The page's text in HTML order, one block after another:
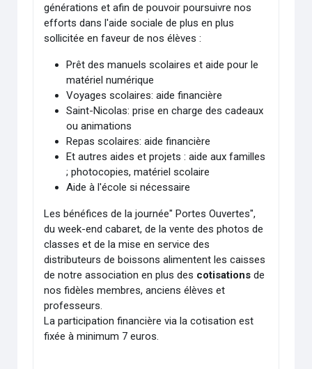
générations et afin de pouvoir poursuivre nos
efforts dans l'aide sociale de plus en plus
sollicitéeen faveur de nos élèves :
Prêt des manuels scolaires et aide pour le
matériel numérique
Voyages scolaires: aide financière
Saint-Nicolas: prise en charge des cadeaux
ou animations
Repas scolaires: aide financière
Et autres aides et projets : aide aux familles
; photocopies, matériel scolaire
Aide à l'école si nécessaire
Les bénéfices de la journée" Portes Ouvertes",
du week-end cabaret, de la vente des photos de
classes et de la mise en service des
distributeurs de boissons alimentent les caisses
de notre association en plus des cotisationsde
nos fidèles membres, anciens élèves et
professeurs.
La participation financière via la cotisation est
fixée à minimum 7 euros.